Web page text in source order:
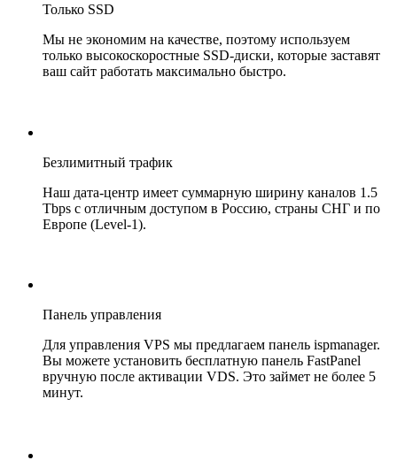
Только SSD
Мы не экономим на качестве, поэтому используем
только высокоскоростные SSD-диски, которые заставят
ваш сайт работать максимально быстро.
Безлимитный трафик
Наш дата-центр имеет суммарную ширину каналов 1.5
Tbps с отличным доступом в Россию, страны СНГ и по
Европе (Level-1).
Панель управления
Для управления VPS мы предлагаем панель ispmanager.
Вы можете установить бесплатную панель FastPanel
вручную после активации VDS. Это займет не более 5
минут.